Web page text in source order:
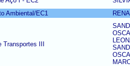
Ambiental/EC1
Transportes III